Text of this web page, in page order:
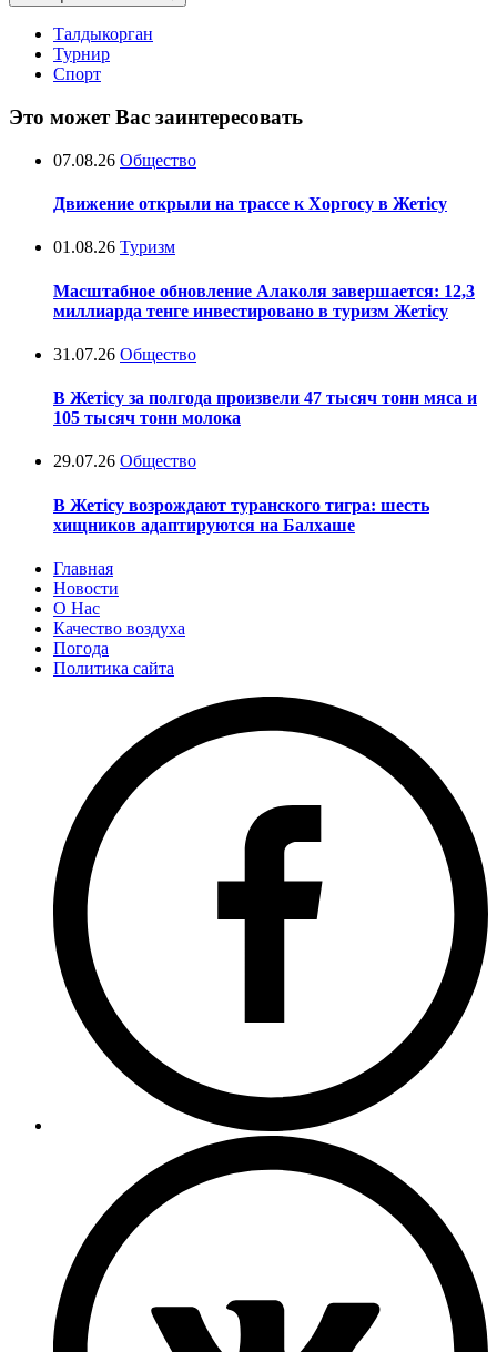
Талдыкорган
Турнир
Спорт
Это может Вас заинтересовать
07.08.26 Общество
Движение открыли на трассе к Хоргосу в Жетісу
01.08.26 Туризм
Масштабное обновление Алаколя завершается: 12,3
миллиарда тенге инвестировано в туризм Жетісу
31.07.26 Общество
В Жетісу за полгода произвели 47 тысяч тонн мяса и
105 тысяч тонн молока
29.07.26 Общество
В Жетісу возрождают туранского тигра: шесть
хищников адаптируются на Балхаше
Главная
Новости
О Нас
Качество воздуха
Погода
Политика сайта